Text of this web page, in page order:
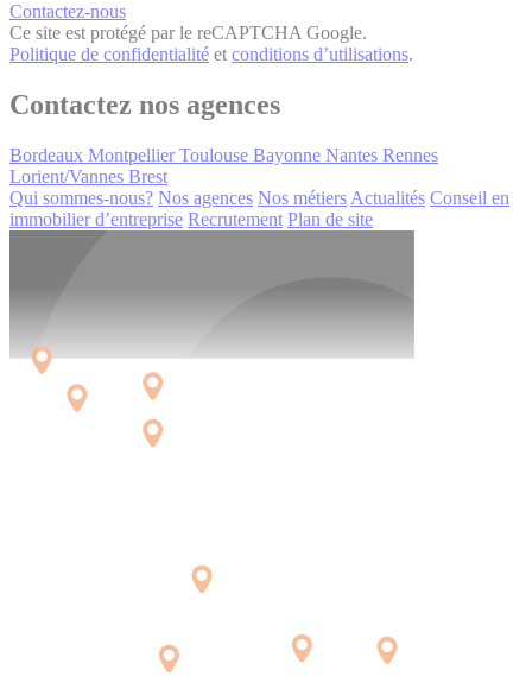
Contactez-nous
Ce site est protégé par le reCAPTCHA Google.
Politique de confidentialité et conditions d’utilisations.
Contactez nos agences
Bordeaux Montpellier Toulouse Bayonne Nantes Rennes
Lorient/Vannes Brest
Qui sommes-nous? Nos agences Nos métiers Actualités Conseil en
immobilier d’entreprise Recrutement Plan de site